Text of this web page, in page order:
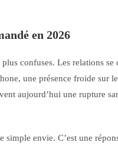
en 2026
confuses. Les relations
une présence froide sur
aujourd’hui une rupture
simple envie. C’est une